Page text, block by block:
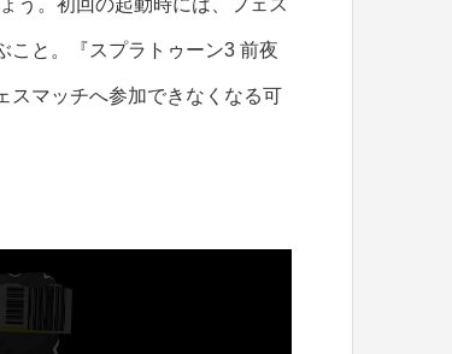
う。初回の起動時には、フェス
こと。『スプラトゥーン3 前夜
スマッチへ参加できなくなる可